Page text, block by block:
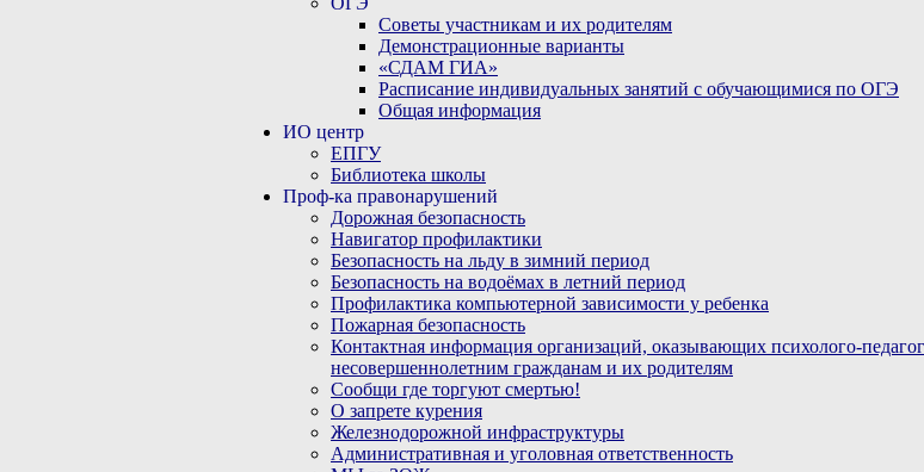
Советы участникам и их родителям
Демонстрационные варианты
«СДАМ ГИА»
Расписание индивидуальных занятий с обучающимися по ОГЭ
Общая информация
ИО центр
ЕПГУ
Библиотека школы
Проф-ка правонарушений
Дорожная безопасность
Навигатор профилактики
Безопасность на льду в зимний период
Безопасность на водоёмах в летний период
Профилактика компьютерной зависимости у ребенка
Пожарная безопасность
Контактная информация организаций, оказывающих психолого-
несовершеннолетним гражданам и их родителям
Сообщи где торгуют смертью!
О запрете курения
Железнодорожной инфраструктуры
Административная и уголовная ответственность